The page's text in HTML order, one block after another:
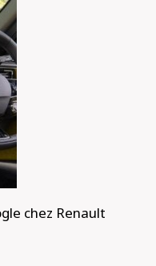
chez Renault